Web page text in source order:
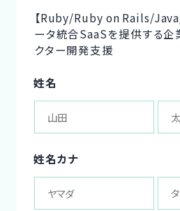
【Ruby/Ruby on Rails/
ータ統合SaaSを提供する
クター開発支援
姓名
姓名カナ